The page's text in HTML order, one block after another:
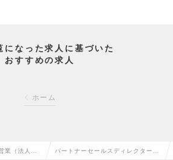
になった求人に基づいた
おすすめの求人
ホーム
業（法人向 パートナーセールスディレクター